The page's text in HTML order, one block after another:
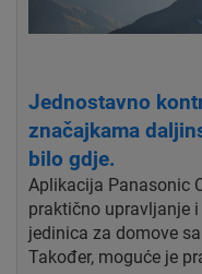
Jednostavno
značajkama
bilo gdje.
Aplikacija Panasonic
praktično upravljanje
jedinica za domove
Također, moguće je